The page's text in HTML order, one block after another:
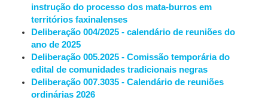
instrução do processo dos mata-burros em
territórios faxinalenses
Deliberação 004/2025 - calendário de reuniões do
ano de 2025
Deliberação 005.2025 - Comissão temporária do
edital de comunidades tradicionais negras
Deliberação 007.3035 - Calendário de reuniões
ordinárias 2026